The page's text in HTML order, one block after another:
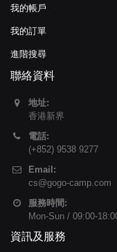
我的帳戶
我的訂單
進階搜尋
聯絡資料
地址:
香港新界
電話:
(+852) 9538 9277
Email:
cs@gogo-camp.com
服務時間:
Mon-Sun / 09:00-
資訊及服務